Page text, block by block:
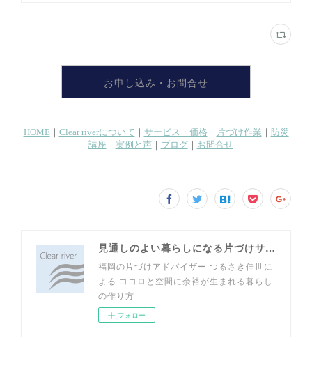
お申し込み・お問合せ
見通しのよい暮らしになる片づけサイト
福岡の片づけアドバイザー つるさき佳世に
よる ココロと空間に余裕が生まれる暮らし
の作り方
フォロー